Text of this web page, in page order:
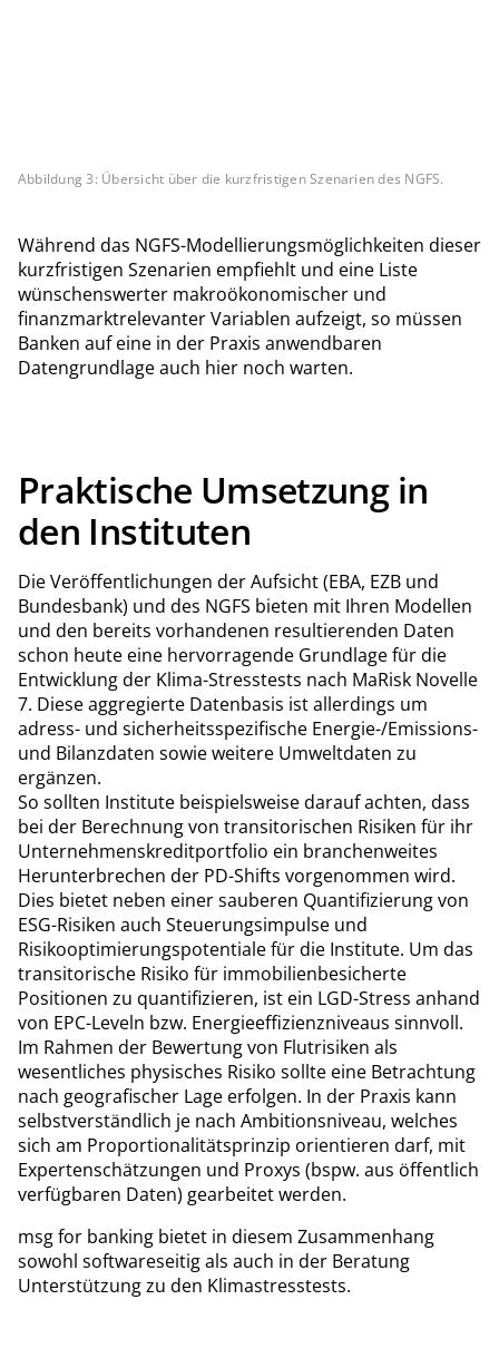
Abbildung 3: Übersicht über die kurzfristigen Szenarien des NGFS.
Während das NGFS-Modellierungsmöglichkeiten dieser
kurzfristigen Szenarien empfiehlt und eine Liste
wünschenswerter makroökonomischer und
finanzmarktrelevanter Variablen aufzeigt, so müssen
Banken auf eine in der Praxis anwendbaren
Datengrundlage auch hier noch warten.
Praktische Umsetzung in
den Instituten
Die Veröffentlichungen der Aufsicht (EBA, EZB und
Bundesbank) und des NGFS bieten mit Ihren Modellen
und den bereits vorhandenen resultierenden Daten
schon heute eine hervorragende Grundlage für die
Entwicklung der Klima-Stresstests nach MaRisk Novelle
7. Diese aggregierte Datenbasis ist allerdings um
adress- und sicherheitsspezifische Energie-/Emissions-
und Bilanzdaten sowie weitere Umweltdaten zu
ergänzen.
So sollten Institute beispielsweise darauf achten, dass
bei der Berechnung von transitorischen Risiken für ihr
Unternehmenskreditportfolio ein branchenweites
Herunterbrechen der PD-Shifts vorgenommen wird.
Dies bietet neben einer sauberen Quantifizierung von
ESG-Risiken auch Steuerungsimpulse und
Risikooptimierungspotentiale für die Institute. Um das
transitorische Risiko für immobilienbesicherte
Positionen zu quantifizieren, ist ein LGD-Stress anhand
von EPC-Leveln bzw. Energieeffizienzniveaus sinnvoll.
Im Rahmen der Bewertung von Flutrisiken als
wesentliches physisches Risiko sollte eine Betrachtung
nach geografischer Lage erfolgen. In der Praxis kann
selbstverständlich je nach Ambitionsniveau, welches
sich am Proportionalitätsprinzip orientieren darf, mit
Expertenschätzungen und Proxys (bspw. aus öffentlich
verfügbaren Daten) gearbeitet werden.
msg for banking bietet in diesem Zusammenhang
sowohl softwareseitig als auch in der Beratung
Unterstützung zu den Klimastresstests.